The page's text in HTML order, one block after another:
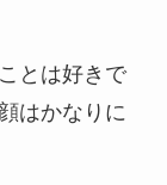
とは好きで
はかなりに